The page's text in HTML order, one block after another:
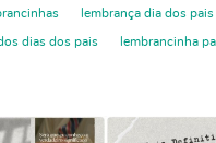
lembrança dia dos pais
dias dos pais lembrancinha